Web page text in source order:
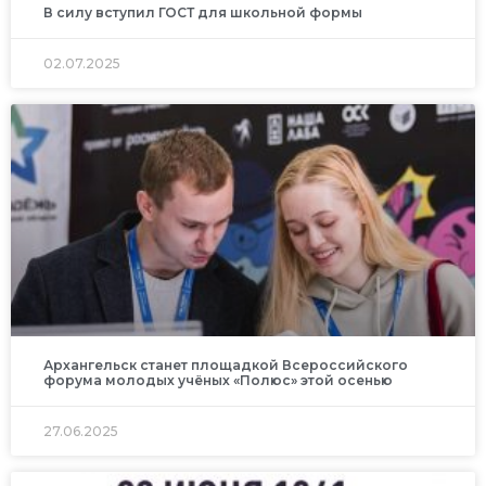
В силу вступил ГОСТ для школьной формы
02.07.2025
Архангельск станет площадкой Всероссийского
форума молодых учёных «Полюс» этой осенью
27.06.2025